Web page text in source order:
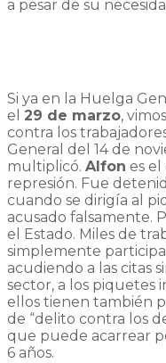
a pesar de su
Si ya en la Huelga
el 29 de marzo,
contra los
General del 14 de
multiplicó. Alfon es
represión. Fue
cuando se dirigía al
acusado falsamente.
el Estado. Miles de
simplemente
acudiendo a las citas
sector, a los piquetes
ellos tienen también
de “delito contra los
que puede acarrear
6 años.